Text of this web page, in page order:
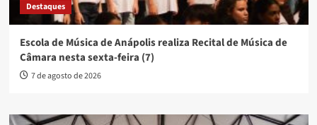
Destaques
Escola de Música de Anápolis realiza Recital de Música de
Câmara nesta sexta-feira (7)
7 de agosto de 2026